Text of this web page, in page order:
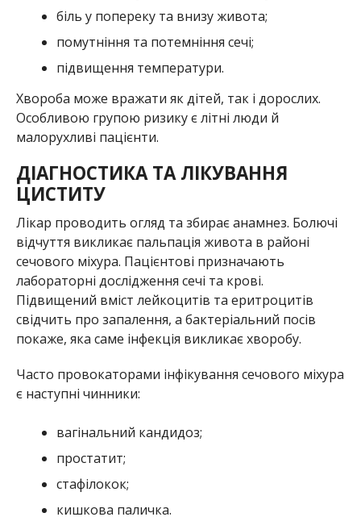
біль у попереку та внизу живота;
помутніння та потемніння сечі;
підвищення температури.
Хвороба може вражати як дітей, так і дорослих.
Особливою групою ризику є літні люди й
малорухливі пацієнти.
ДІАГНОСТИКА ТА ЛІКУВАННЯ
ЦИСТИТУ
Лікар проводить огляд та збирає анамнез. Болючі
відчуття викликає пальпація живота в районі
сечового міхура. Пацієнтові призначають
лабораторні дослідження сечі та крові.
Підвищений вміст лейкоцитів та еритроцитів
свідчить про запалення, а бактеріальний посів
покаже, яка саме інфекція викликає хворобу.
Часто провокаторами інфікування сечового міхура
є наступні чинники:
вагінальний кандидоз;
простатит;
стафілокок;
кишкова паличка.